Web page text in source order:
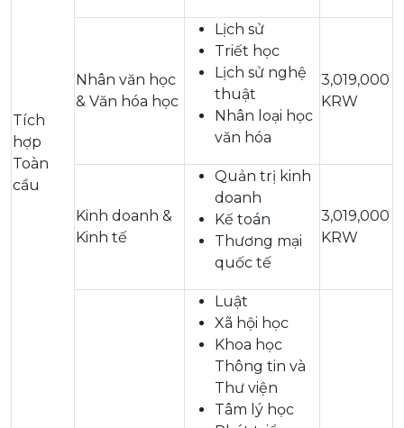
Tích
hợp
Toàn
cầu
Nhân văn học
& Văn hóa học
Lịch sử
Triết học
Lịch sử nghệ
thuật
Nhân loại học
văn hóa
3,019,000
KRW
Kinh doanh &
Kinh tế
Quản trị kinh
doanh
Kế toán
Thương mại
quốc tế
3,019,000
KRW
Luật
Xã hội học
Khoa học
Thông tin và
Thư viện
Tâm lý học